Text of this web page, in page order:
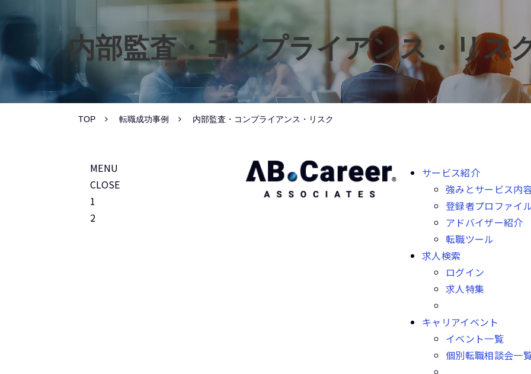
内部監査・コンプライアンス・リス
TOP 転職成功事例 内部監査・コンプライアンス・リスク
MENU
CLOSE
1
2
サービス紹介
強みとサービス内
登録者プロファイ
アドバイザー紹介
転職ツール
求人検索
ログイン
求人特集
キャリアイベント
イベント一覧
個別転職相談会一